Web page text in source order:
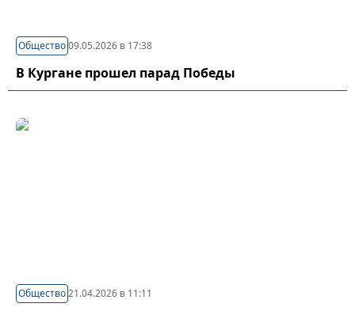
Общество09.05.2026 в 17:38
В Кургане прошел парад Победы
Общество21.04.2026 в 11:11